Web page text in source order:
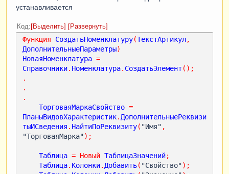
устанавливается
Код Выделить Развернуть
Функция СоздатьНоменклатуру(ТекстАртикул,
ДополнительныеПараметры)
НоваяНоменклатура =
Справочники. Номенклатура. СоздатьЭлемент ();
.
.
.
ТорговаяМаркаСвойство =
ПланыВидовХарактеристик.ДополнительныеРеквизи
тыИСведения . НайтиПоРеквизиту( "Имя" ,
"ТорговаяМарка");
Таблица = Новый ТаблицаЗначений;
Таблица. Колонки.Добавить( "Свойство");